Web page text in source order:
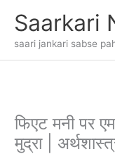
Saarkari
saari jankari sabse
फिएट मनी पर
मुद्रा |